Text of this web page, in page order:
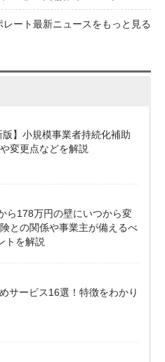
レート最新ニュースをもっと見る
版】小規模事業者持続化補助
変更点などを解説
ら178万円の壁にいつから変
との関係や事業主が備えるべ
トを解説
サービス16選！特徴をわかり